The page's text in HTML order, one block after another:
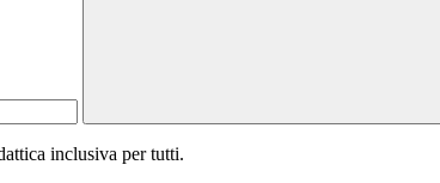
inclusiva per tutti.